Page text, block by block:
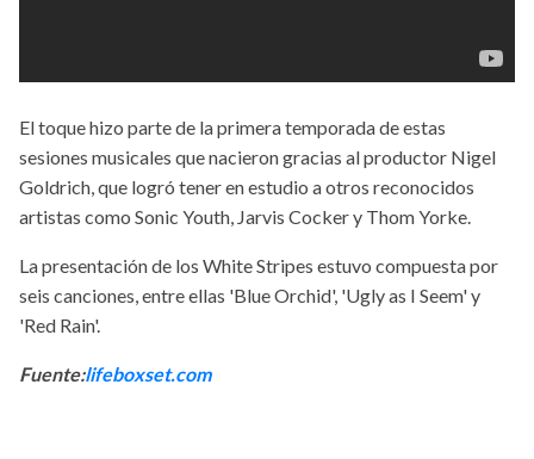
El toque hizo parte de la primera temporada de estas
sesiones musicales que nacieron gracias al productor Nigel
Goldrich, que logró tener en estudio a otros reconocidos
artistas como Sonic Youth, Jarvis Cocker y Thom Yorke.
La presentación de los White Stripes estuvo compuesta por
seis canciones, entre ellas 'Blue Orchid', 'Ugly as I Seem' y
'Red Rain'.
Fuente:lifeboxset.com